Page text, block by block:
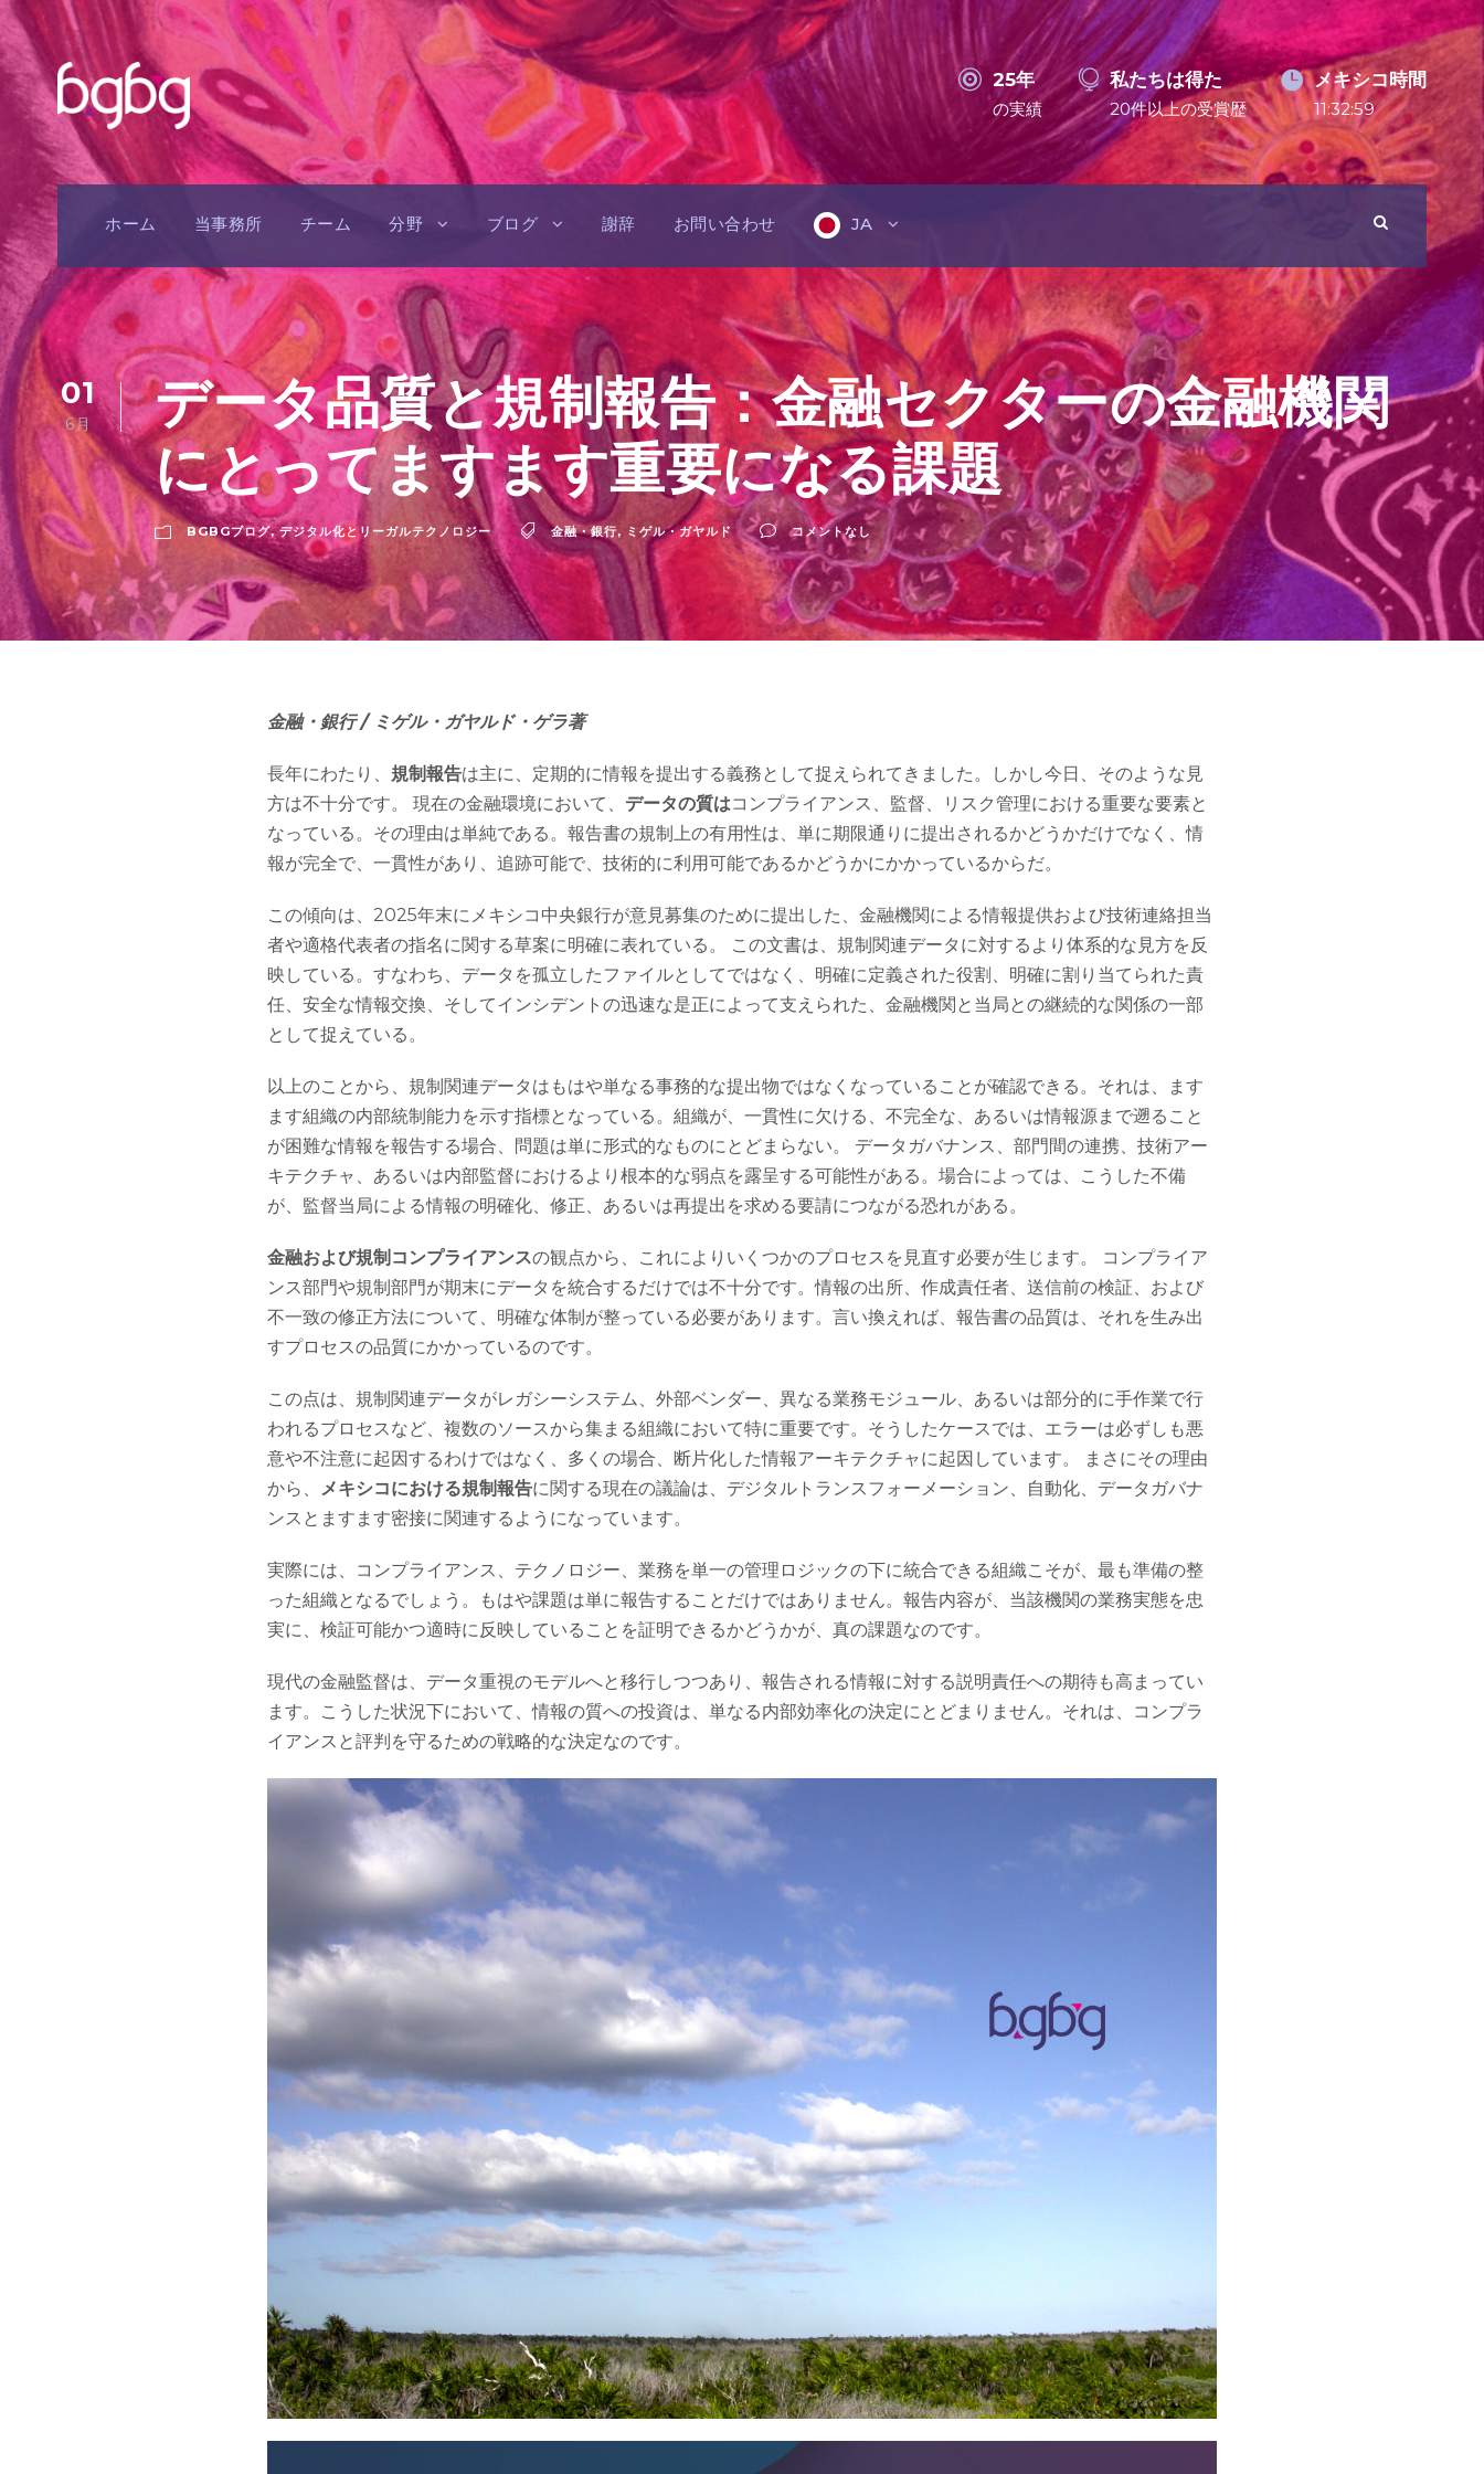
25年
の実績
私たちは得た
20件以上の受賞歴
メキシコ時間
11:33:00
ホーム 当事務所 チーム 分野 ブログ 謝辞 お問い合わせ JA
01
6月
データ品質と規制報告：金融セクターの金融機関
にとってますます重要になる課題
BGBGブログ, デジタル化とリーガルテクノロジー 金融・銀行, ミゲル・ガヤルド コメントなし
金融・銀行 / ミゲル・ガヤルド・ゲラ著
長年にわたり、 規制報告は主に、定期的に情報を提出する義務として捉えられてきました。しかし今日、そのような見
方は不十分です。 現在の金融環境において、 データの質はコンプライアンス、監督、リスク管理における重要な要素と
なっている。その理由は単純である。報告書の規制上の有用性は、単に期限通りに提出されるかどうかだけでなく、情
報が完全で、一貫性があり、追跡可能で、技術的に利用可能であるかどうかにかかっているからだ。
この傾向は、2025年末にメキシコ中央銀行が意見募集のために提出した、金融機関による情報提供および技術連絡担当
者や適格代表者の指名に関する草案に明確に表れている。 この文書は、規制関連データに対するより体系的な見方を反
映している。すなわち、データを孤立したファイルとしてではなく、明確に定義された役割、明確に割り当てられた責
任、安全な情報交換、そしてインシデントの迅速な是正によって支えられた、金融機関と当局との継続的な関係の一部
として捉えている。
以上のことから、規制関連データはもはや単なる事務的な提出物ではなくなっていることが確認できる。それは、ます
ます組織の内部統制能力を示す指標となっている。組織が、一貫性に欠ける、不完全な、あるいは情報源まで遡ること
が困難な情報を報告する場合、問題は単に形式的なものにとどまらない。 データガバナンス、部門間の連携、技術アー
キテクチャ、あるいは内部監督におけるより根本的な弱点を露呈する可能性がある。場合によっては、こうした不備
が、監督当局による情報の明確化、修正、あるいは再提出を求める要請につながる恐れがある。
金融および規制コンプライアンスの観点から、これによりいくつかのプロセスを見直す必要が生じます。 コンプライア
ンス部門や規制部門が期末にデータを統合するだけでは不十分です。情報の出所、作成責任者、送信前の検証、および
不一致の修正方法について、明確な体制が整っている必要があります。言い換えれば、報告書の品質は、それを生み出
すプロセスの品質にかかっているのです。
この点は、規制関連データがレガシーシステム、外部ベンダー、異なる業務モジュール、あるいは部分的に手作業で行
われるプロセスなど、複数のソースから集まる組織において特に重要です。そうしたケースでは、エラーは必ずしも悪
意や不注意に起因するわけではなく、多くの場合、断片化した情報アーキテクチャに起因しています。 まさにその理由
から、 メキシコにおける規制報告に関する現在の議論は、デジタルトランスフォーメーション、自動化、データガバナ
ンスとますます密接に関連するようになっています。
実際には、コンプライアンス、テクノロジー、業務を単一の管理ロジックの下に統合できる組織こそが、最も準備の整
った組織となるでしょう。もはや課題は単に報告することだけではありません。報告内容が、当該機関の業務実態を忠
実に、検証可能かつ適時に反映していることを証明できるかどうかが、真の課題なのです。
現代の金融監督は、データ重視のモデルへと移行しつつあり、報告される情報に対する説明責任への期待も高まってい
ます。こうした状況下において、情報の質への投資は、単なる内部効率化の決定にとどまりません。それは、コンプラ
イアンスと評判を守るための戦略的な決定なのです。